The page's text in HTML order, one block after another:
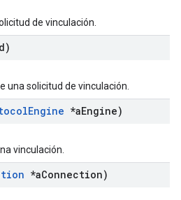
de vinculación.
una solicitud de vinculación.
Engine *aEngine)
vinculación.
*aConnection)